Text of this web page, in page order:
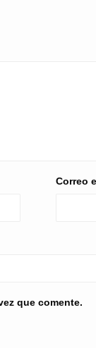
Correo
que comente.